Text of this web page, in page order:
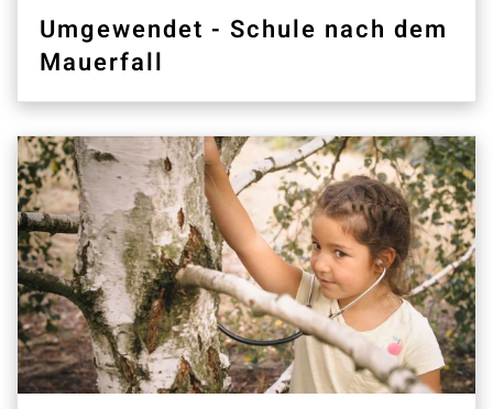
Umgewendet - Schule nach dem
Mauerfall